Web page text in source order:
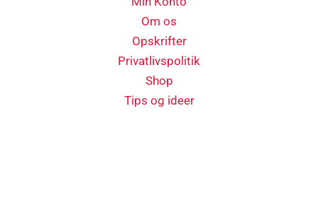
Om os
Opskrifter
Privatlivspolitik
Shop
Tips og ideer